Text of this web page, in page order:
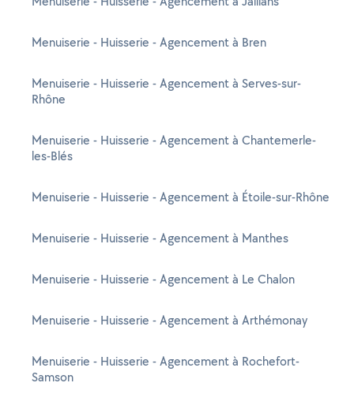
Menuiserie - Huisserie - Agencement à Bren
Menuiserie - Huisserie - Agencement à Serves-sur-
Rhône
Menuiserie - Huisserie - Agencement à Chantemerle-
les-Blés
Menuiserie - Huisserie - Agencement à Étoile-sur-Rhône
Menuiserie - Huisserie - Agencement à Manthes
Menuiserie - Huisserie - Agencement à Le Chalon
Menuiserie - Huisserie - Agencement à Arthémonay
Menuiserie - Huisserie - Agencement à Rochefort-
Samson